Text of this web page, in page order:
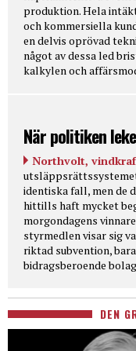
produktion. Hela
och kommersiella
en delvis oprövad
något av dessa led
kalkylen och
När politiken
Northvolt,
identiska fall, men de
hittills haft mycket
morgondagens
styrmedlen visar sig
riktad subvention,
bidragsberoende
DEN